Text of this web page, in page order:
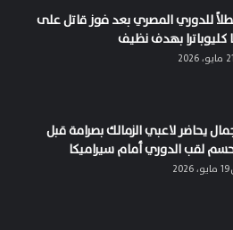
للدوري المصري بعد فوز قاتل على
كليوباترا بهدف نظيف
يحاضر لاعبي الزمالك بصرامة قبل
لقب الدوري أمام سيراميكا